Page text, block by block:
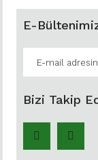
E-
Bizi Takip